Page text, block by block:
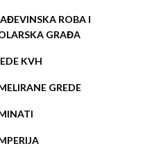
ROBA I
GRAĐA
KVH
GREDE